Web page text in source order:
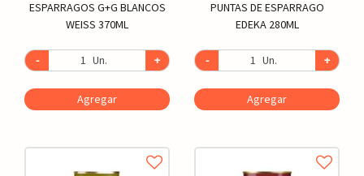
ESPARRAGOS G+G BLANCOS
WEISS 370ML
- Un. +
Agregar
PUNTAS DE ESPARRAGO
EDEKA 280ML
- Un. +
Agregar